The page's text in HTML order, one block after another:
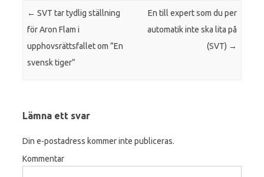
Inläggsnavigering
← SVT tar tydlig ställning
för Aron Flam i
upphovsrättsfallet om ”En
svensk tiger”
En till expert som du per
automatik inte ska lita på
(SVT) →
Lämna ett svar
Din e-postadress kommer inte publiceras.
Kommentar